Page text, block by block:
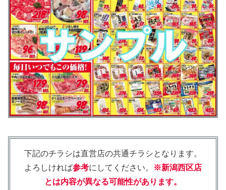
下記のチラシは直営店の共通チラシとなります。
よろしければ参考にしてください。
※新潟西区店
とは内容が異なる可能性があります。